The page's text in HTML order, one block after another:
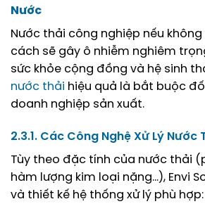
Nước
Nước thải công nghiệp nếu
cách sẽ gây ô nhiễm nghiêm
sức khỏe cộng đồng và hệ sinh
nước thải hiệu quả là bắt buộc
doanh nghiệp sản xuất.
2.3.1. Các Công Nghệ Xử Lý Nước
Tùy theo đặc tính của nước thải
hàm lượng kim loại nặng…), Envi
và thiết kế hệ thống xử lý phù hợp: